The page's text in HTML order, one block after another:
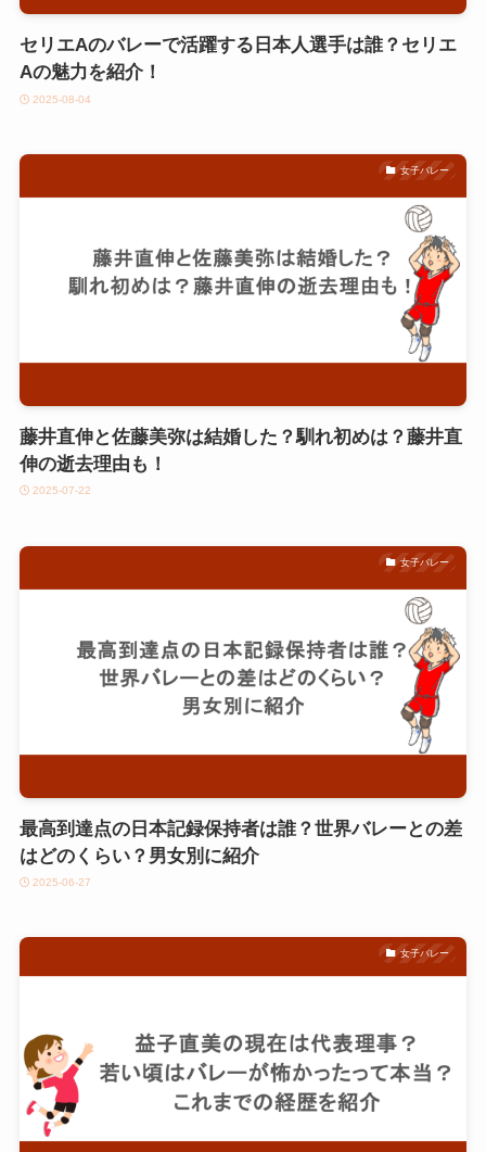
セリエAのバレーで活躍する日本人選手は誰？セリエ
Aの魅力を紹介！
2025-08-04
女子バレー
藤井直伸と佐藤美弥は結婚した？馴れ初めは？藤井直
伸の逝去理由も！
2025-07-22
女子バレー
最高到達点の日本記録保持者は誰？世界バレーとの差
はどのくらい？男女別に紹介
2025-06-27
女子バレー